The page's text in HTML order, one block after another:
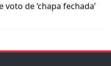
voto de ‘chapa fechada’